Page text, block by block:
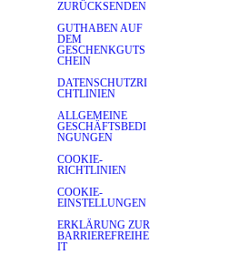
ZURÜCKSENDEN
GUTHABEN AUF
DEM
GESCHENKGUTS
CHEIN
DATENSCHUTZRI
CHTLINIEN
ALLGEMEINE
GESCHÄFTSBEDI
NGUNGEN
COOKIE-
RICHTLINIEN
COOKIE-
EINSTELLUNGEN
ERKLÄRUNG ZUR
BARRIEREFREIHE
IT